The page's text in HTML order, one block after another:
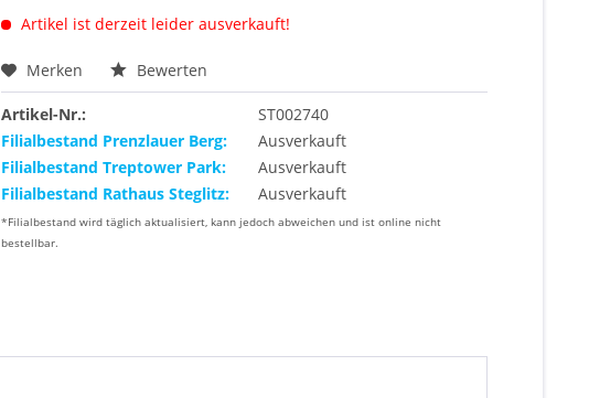
Artikel ist derzeit leider ausverkauft!
Merken Bewerten
Artikel-Nr.:
ST002740
Filialbestand Prenzlauer Berg:
Ausverkauft
Filialbestand Treptower Park:
Ausverkauft
Filialbestand Rathaus Steglitz:
Ausverkauft
*Filialbestand wird täglich aktualisiert, kann jedoch abweichen und ist online nicht
bestellbar.